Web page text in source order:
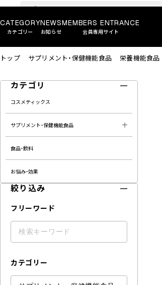
CATEGORY
カテゴリー
NEWS
お知らせ
MEMBERS ENTRANCE
会員専用サイト
トップ サプリメント・保健機能食品 栄養機能食品
カテゴリ
コスメティックス
サプリメント・保健機能食品
食品・飲料
お悩み・効果
絞り込み
フリーワード
カテゴリー